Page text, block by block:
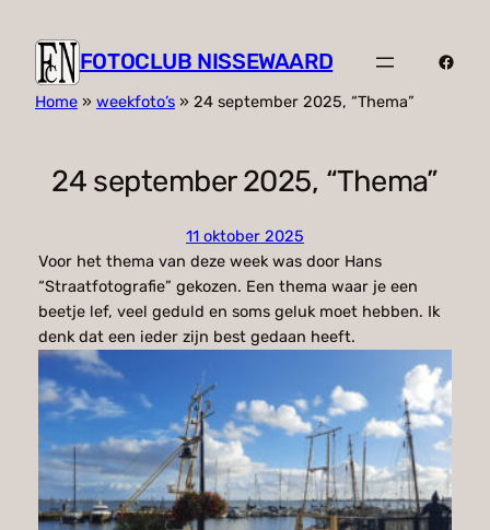
FOTOCLUB NISSEWAARD
Home » weekfoto’s » 24 september 2025, “Thema”
24 september 2025, “Thema”
11 oktober 2025
Voor het thema van deze week was door Hans
“Straatfotografie” gekozen. Een thema waar je een
beetje lef, veel geduld en soms geluk moet hebben. Ik
denk dat een ieder zijn best gedaan heeft.